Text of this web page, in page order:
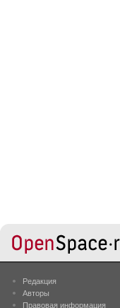
Редакция
Авторы
Правовая информация